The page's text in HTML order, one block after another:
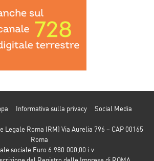
Informativa sulla privacy
Social Media
Legale Roma (RM) Via Aurelia 796 – CAP 00165
Roma
sociale Euro 6.980.000,00 i.v